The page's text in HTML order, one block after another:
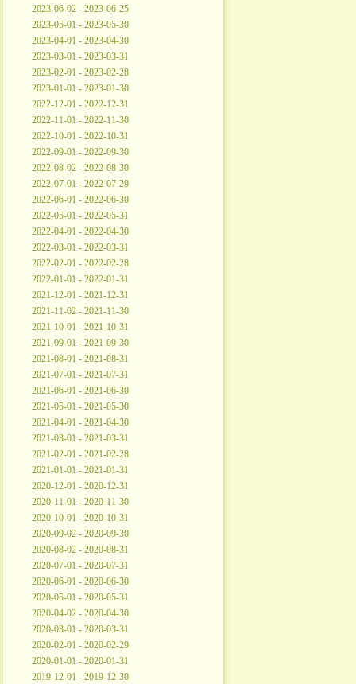
2023-06-02 - 2023-06-25
2023-05-01 - 2023-05-30
2023-04-01 - 2023-04-30
2023-03-01 - 2023-03-31
2023-02-01 - 2023-02-28
2023-01-01 - 2023-01-30
2022-12-01 - 2022-12-31
2022-11-01 - 2022-11-30
2022-10-01 - 2022-10-31
2022-09-01 - 2022-09-30
2022-08-02 - 2022-08-30
2022-07-01 - 2022-07-29
2022-06-01 - 2022-06-30
2022-05-01 - 2022-05-31
2022-04-01 - 2022-04-30
2022-03-01 - 2022-03-31
2022-02-01 - 2022-02-28
2022-01-01 - 2022-01-31
2021-12-01 - 2021-12-31
2021-11-02 - 2021-11-30
2021-10-01 - 2021-10-31
2021-09-01 - 2021-09-30
2021-08-01 - 2021-08-31
2021-07-01 - 2021-07-31
2021-06-01 - 2021-06-30
2021-05-01 - 2021-05-30
2021-04-01 - 2021-04-30
2021-03-01 - 2021-03-31
2021-02-01 - 2021-02-28
2021-01-01 - 2021-01-31
2020-12-01 - 2020-12-31
2020-11-01 - 2020-11-30
2020-10-01 - 2020-10-31
2020-09-02 - 2020-09-30
2020-08-02 - 2020-08-31
2020-07-01 - 2020-07-31
2020-06-01 - 2020-06-30
2020-05-01 - 2020-05-31
2020-04-02 - 2020-04-30
2020-03-01 - 2020-03-31
2020-02-01 - 2020-02-29
2020-01-01 - 2020-01-31
2019-12-01 - 2019-12-30